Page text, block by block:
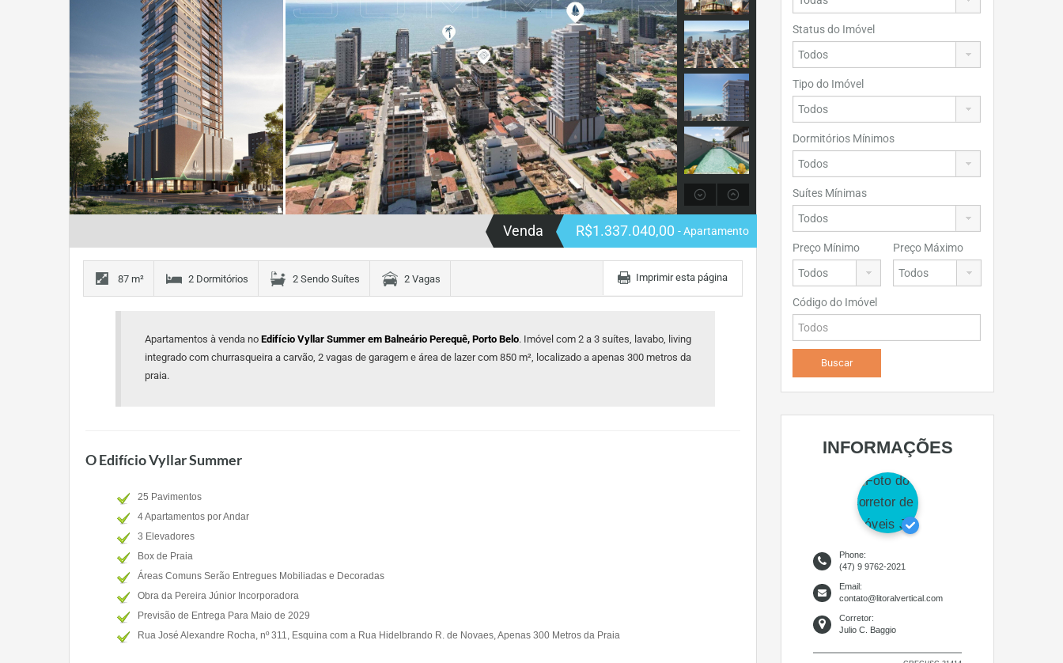
Venda R$1.337.040,00 - Apartamento
87 m² 2 Dormitórios 2 Sendo Suítes 2 Vagas Imprimir esta página
Apartamentos à venda no Edifício Vyllar Summer em Balneário Perequê, Porto Belo. Imóvel com 2 a 3 suítes, lavabo, living
integrado com churrasqueira a carvão, 2 vagas de garagem e área de lazer com 850 m², localizado a apenas 300 metros da
praia.
O Edifício Vyllar Summer
25 Pavimentos
4 Apartamentos por Andar
3 Elevadores
Box de Praia
Áreas Comuns Serão Entregues Mobiliadas e Decoradas
Obra da Pereira Júnior Incorporadora
Previsão de Entrega Para Maio de 2029
Rua José Alexandre Rocha, nº 311, Esquina com a Rua Hidelbrando R. de Novaes, Apenas 300 Metros da Praia
Status do Imóvel
Tipo do Imóvel
Dormitórios Mínimos
Suítes Mínimas
Preço Mínimo Preço Máximo
Código do Imóvel
INFORMAÇÕES
Phone:
(47) 9 9762-2021
Email:
contato@litoralvertical.com
Corretor:
Julio C. Baggio